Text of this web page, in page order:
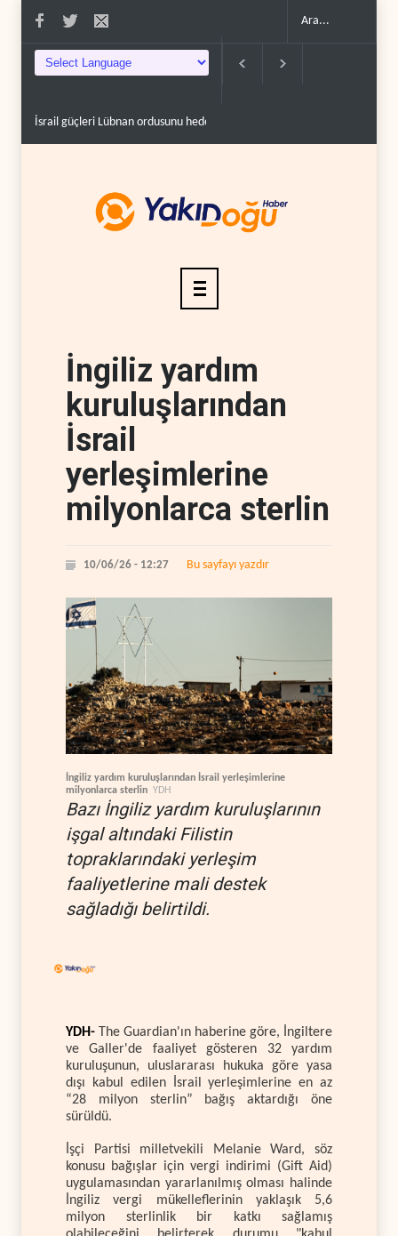
İsrail güçleri Lübnan ordusunu hedef aldı..
İngiliz yardım
kuruluşlarından
İsrail
yerleşimlerine
milyonlarca sterlin
10/06/26 - 12:27 Bu sayfayı yazdır
İngiliz yardım kuruluşlarından İsrail yerleşimlerine
milyonlarca sterlin YDH
Bazı İngiliz yardım kuruluşlarının
işgal altındaki Filistin
topraklarındaki yerleşim
faaliyetlerine mali destek
sağladığı belirtildi.
YDH- The Guardian'ın haberine göre, İngiltere
ve Galler'de faaliyet gösteren 32 yardım
kuruluşunun, uluslararası hukuka göre yasa
dışı kabul edilen İsrail yerleşimlerine en az
“28 milyon sterlin” bağış aktardığı öne
sürüldü.
İşçi Partisi milletvekili Melanie Ward, söz
konusu bağışlar için vergi indirimi (Gift Aid)
uygulamasından yararlanılmış olması halinde
İngiliz vergi mükelleflerinin yaklaşık 5,6
milyon sterlinlik bir katkı sağlamış